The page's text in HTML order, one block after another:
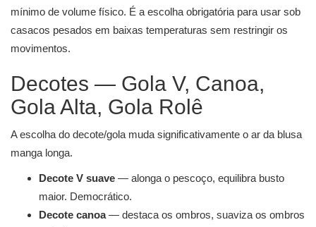
mínimo de volume físico. É a escolha obrigatória para usar sob
casacos pesados em baixas temperaturas sem restringir os
movimentos.
Decotes — Gola V, Canoa,
Gola Alta, Gola Rolê
A escolha do decote/gola muda significativamente o ar da blusa
manga longa.
Decote V suave — alonga o pescoço, equilibra busto
maior. Democrático.
Decote canoa— destaca os ombros, suaviza os ombros